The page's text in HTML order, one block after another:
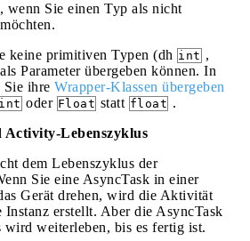
wenn Sie einen Typ als nicht
keine primitiven Typen (dh int ,
Parameter übergeben können. In
Sie ihre Wrapper-Klassen übergeben
int oder Float statt float .
Activity-Lebenszyklus
dem Lebenszyklus der
Sie eine AsyncTask in einer
Gerät drehen, wird die Aktivität
Instanz erstellt. Aber die AsyncTask
weiterleben, bis es fertig ist.